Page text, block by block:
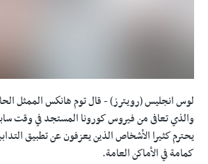
لوس انجليس (رويترز) - قال توم هانكس الممثل
والذي تعافى من فيروس كورونا المستجد في وقت
يحترم كثيرا الأشخاص الذين يعزفون عن تطبيق
كمامة في الأماكن العامة.